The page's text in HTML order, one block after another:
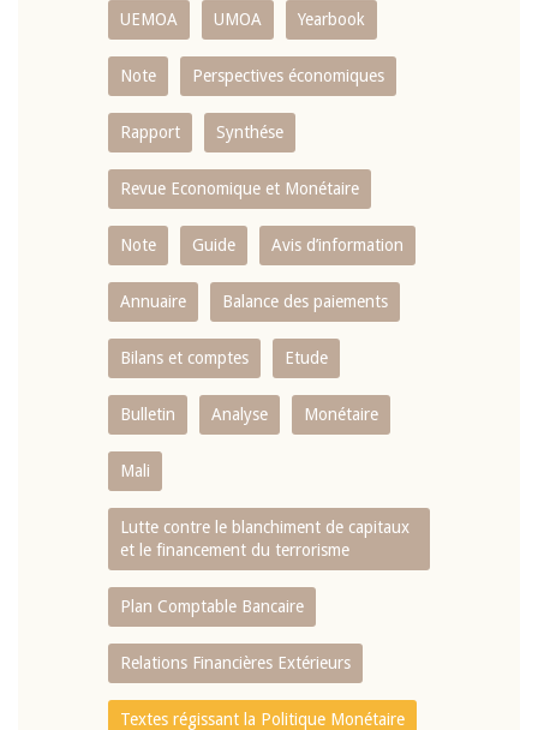
UEMOA UMOA Yearbook
Note Perspectives économiques
Rapport Synthése
Revue Economique et Monétaire
Note Guide Avis d’information
Annuaire Balance des paiements
Bilans et comptes Etude
Bulletin Analyse Monétaire
Mali
Lutte contre le blanchiment de capitaux
et le financement du terrorisme
Plan Comptable Bancaire
Relations Financières Extérieurs
Textes régissant la Politique Monétaire